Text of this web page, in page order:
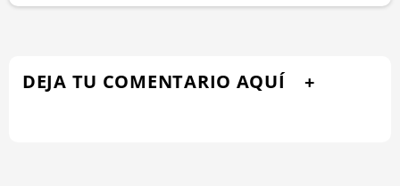
DEJA TU COMENTARIO AQUÍ